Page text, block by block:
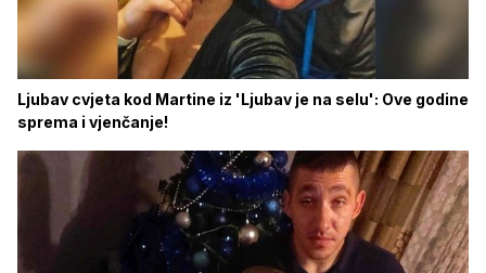
Ljubav cvjeta kod Martine iz 'Ljubav je na selu': Ove godine
sprema i vjenčanje!